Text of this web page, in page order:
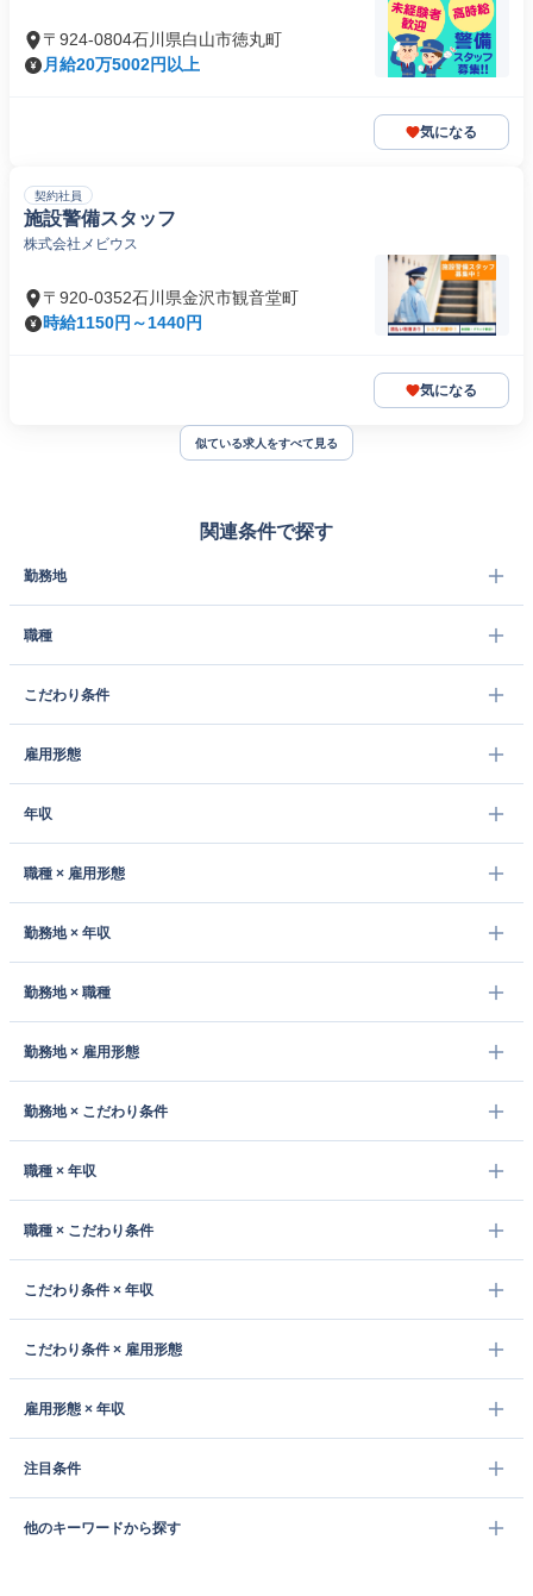
〒924-0804石川県白山市徳丸町
月給20万5002円以上
気になる
契約社員
施設警備スタッフ
株式会社メビウス
〒920-0352石川県金沢市観音堂町
時給1150円～1440円
気になる
似ている求人をすべて見る
関連条件で探す
勤務地
職種
こだわり条件
雇用形態
年収
職種 × 雇用形態
勤務地 × 年収
勤務地 × 職種
勤務地 × 雇用形態
勤務地 × こだわり条件
職種 × 年収
職種 × こだわり条件
こだわり条件 × 年収
こだわり条件 × 雇用形態
雇用形態 × 年収
注目条件
他のキーワードから探す